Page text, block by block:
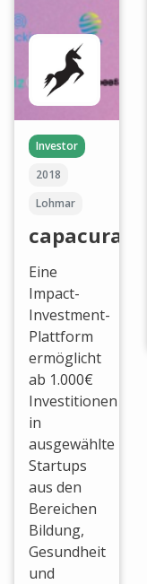
Investor
2018
Lohmar
capacura
Eine
Impact-
Investment-
Plattform
ermöglicht
ab 1.000€
Investitionen
in
ausgewählte
Startups
aus den
Bereichen
Bildung,
Gesundheit
und